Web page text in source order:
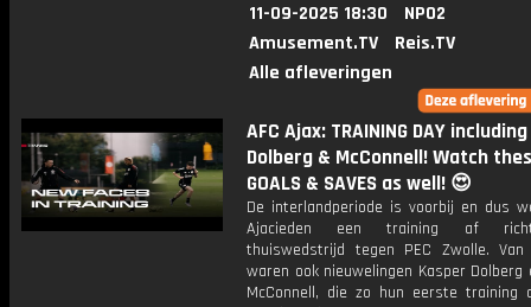
11-09-2025 18:30
NPO2
Amusement.TV
Reis.TV
Alle afleveringen
AFC Ajax: TRAINING DAY including
Dolberg & McConnell! Watch
GOALS & SAVES as well! 😍
De interlandperiode is voorbij en dus
Ajacieden een training af
thuiswedstrijd tegen PEC Zwolle.
waren ook nieuwelingen Kasper Dolberg
McConnell, die zo hun eerste training